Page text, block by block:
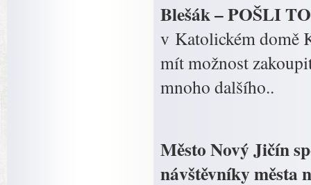
Blešák – POŠLI
v Katolickém domě
mít možnost
mnoho dalšího..
Město Nový Jičín
návštěvníky města